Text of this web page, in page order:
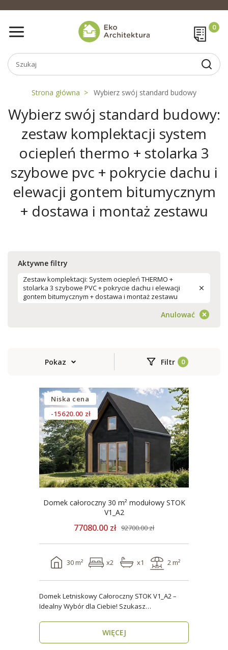
Strona główna Wybierz swój standard budowy
Wybierz swój standard budowy:
zestaw komplektacji system
ociepleń thermo + stolarka 3
szybowe pvc + pokrycie dachu i
elewacji gontem bitumycznym
+ dostawa i montaż zestawu
Aktywne filtry
Zestaw komplektacji: System ociepleń THERMO +
stolarka 3 szybowe PVC + pokrycie dachu i elewacji
gontem bitumycznym + dostawa i montaż zestawu
Anulować
Pokaz Filtr
Niska cena
-15620.00 zł
Domek całoroczny 30 m² modułowy STOK
V1_A2
77080.00 zł 92700.00 zł
30 m² x2 x1 2 m²
Domek Letniskowy Całoroczny STOK V1_A2 –
Idealny Wybór dla Ciebie! Szukasz
WIĘCEJ